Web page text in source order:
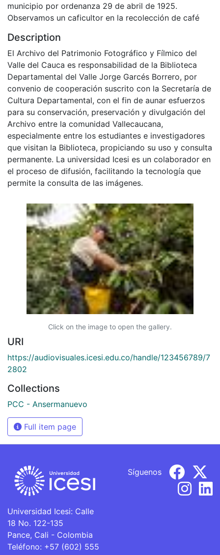
municipio por ordenanza 29 de abril de 1925.
Observamos un caficultor en la recolección de café
Description
El Archivo del Patrimonio Fotográfico y Fílmico del
Valle del Cauca es responsabilidad de la Biblioteca
Departamental del Valle Jorge Garcés Borrero, por
convenio de cooperación suscrito con la Secretaría de
Cultura Departamental, con el fin de aunar esfuerzos
para su conservación, preservación y divulgación del
Archivo entre la comunidad Vallecaucana,
especialmente entre los estudiantes e investigadores
que visitan la Biblioteca, propiciando su uso y consulta
permanente. La universidad Icesi es un colaborador en
el proceso de difusión, facilitando la tecnología que
permite la consulta de las imágenes.
Click on the image to open the gallery.
URI
https://audiovisuales.icesi.edu.co/handle/123456789/7
2802
Collections
PCC - Ansermanuevo
Full item page
Universidad Icesi: Calle
18 No. 122-135
Pance, Cali - Colombia
Teléfono: +57 (602) 555
Síguenos